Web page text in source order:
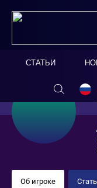
СТАТЬИ
Об игроке